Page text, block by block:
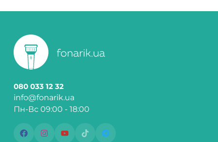
080 033 12 32
info@fonarik.ua
Пн-Вс 09:00 - 18:00